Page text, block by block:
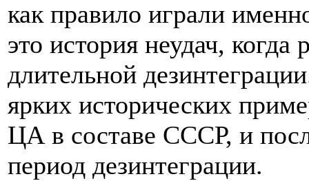
как правило играли
это история неудач,
длительной
ярких исторических
ЦА в составе СССР, и
период дезинтеграции.